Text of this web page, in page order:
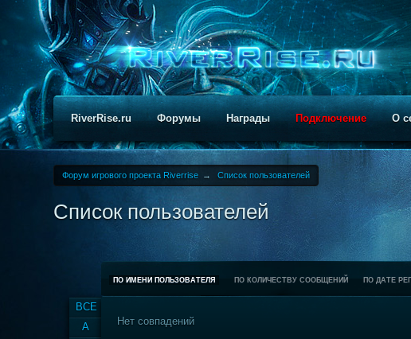
RiverRise.ru Форумы Награды Подключение О
Форум игрового проекта Riverrise → Список пользователей
Список пользователей
ВСЕ
A
ПО ИМЕНИ ПОЛЬЗОВАТЕЛЯ ПО КОЛИЧЕСТВУ СООБЩЕНИЙ ПО ДАТЕ
Нет совпадений